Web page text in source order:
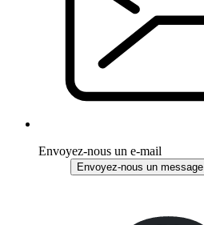
Envoyez-nous un e-mail
Envoyez-nous un message